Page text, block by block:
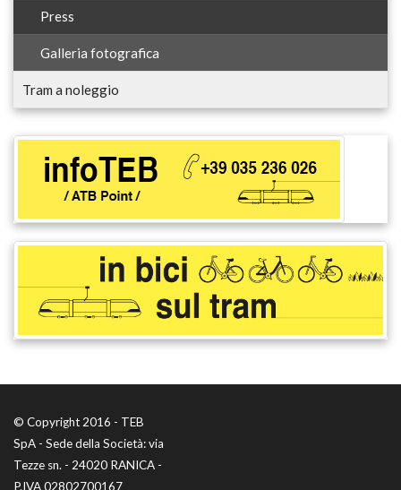
Press
Galleria fotografica
Tram a noleggio
© Copyright 2016 - TEB
SpA - Sede della Società: via
Tezze sn. - 24020 RANICA -
P.IVA 02802700167